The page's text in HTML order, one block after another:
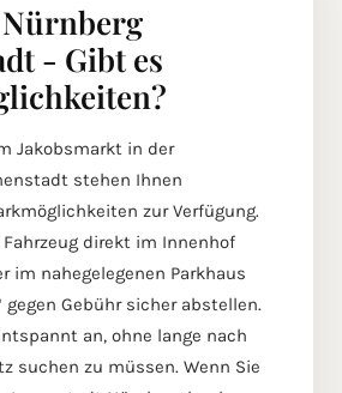
- Gibt es
Jakobsmarkt in der
stehen Ihnen
zur Verfügung.
direkt im Innenhof
im nahegelegenen Parkhaus
gegen Gebühr sicher abstellen.
an, ohne lange nach
suchen zu müssen. Wenn Sie